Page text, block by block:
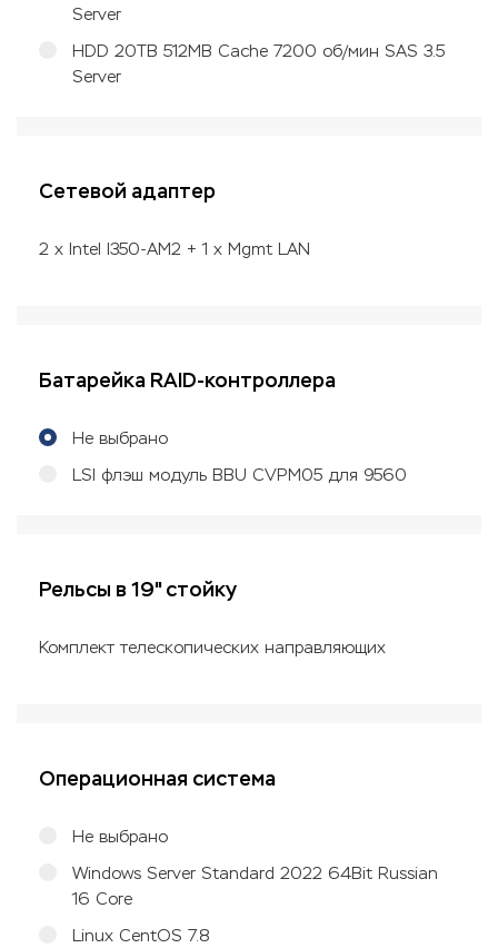
Server
HDD 20TB 512MB Cache 7200 об/мин SAS 3.5
Server
Сетевой адаптер
2 x Intel I350-AM2 + 1 x Mgmt LAN
Батарейка RAID-контроллера
Не выбрано
LSI флэш модуль BBU CVPM05 для 9560
Рельсы в 19" стойку
Комплект телескопических направляющих
Операционная система
Не выбрано
Windows Server Standard 2022 64Bit Russian
16 Core
Linux CentOS 7.8